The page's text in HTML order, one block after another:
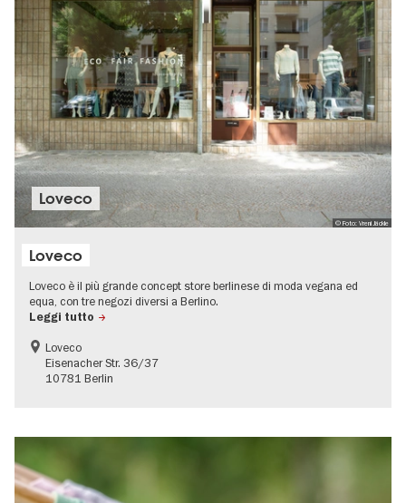
© Foto: Vreni Jäckle
Loveco
Loveco
Loveco è il più grande concept store berlinese di moda vegana ed
equa, con tre negozi diversi a Berlino.
Leggi tutto
Loveco
Eisenacher Str. 36/37
10781 Berlin